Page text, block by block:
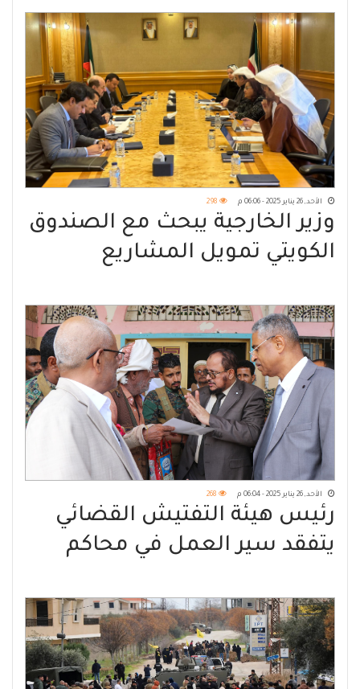
الأحد, 26 يناير 2025 - 06:06 م 298
وزير الخارجية يبحث مع الصندوق
الكويتي تمويل المشاريع
الأحد, 26 يناير 2025 - 06:04 م 268
رئيس هيئة التفتيش القضائي
يتفقد سير العمل في محاكم